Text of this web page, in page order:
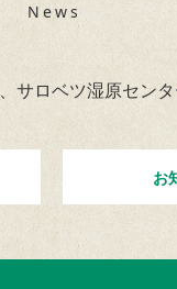
News
サロベツ湿原センタ
お